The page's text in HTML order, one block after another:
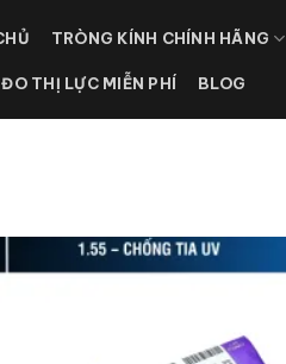
TRÒNG KÍNH CHÍNH HÃNG
THỊ LỰC MIỄN PHÍ BLOG